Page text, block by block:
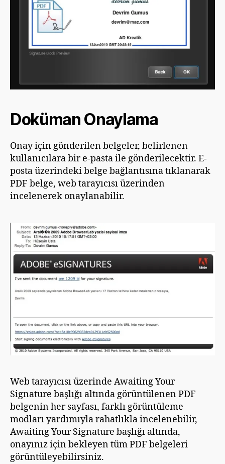
Doküman Onaylama
Onay için gönderilen belgeler, belirlenen
kullanıcılara bir e-pasta ile gönderilecektir. E-
posta üzerindeki belge bağlantısına tıklanarak
PDF belge, web tarayıcısı üzerinden
incelenerek onaylanabilir.
Web tarayıcısı üzerinde Awaiting Your
Signature başlığı altında görüntülenen PDF
belgenin her sayfası, farklı görüntüleme
modları yardımıyla rahatlıkla incelenebilir,
Awaiting Your Signature başlığı altında,
onayınız için bekleyen tüm PDF belgeleri
görüntüleyebilirsiniz.